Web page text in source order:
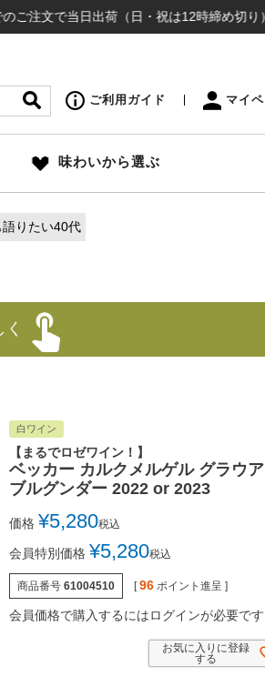
で当日出荷（日・祝は12時締め切り）
ご利用ガイド マイ
味わいから選ぶ
りたい40代
白ワイン
【まるでロゼワイン！】
ベッカー カルクメルゲル グラウ
ブルグンダー 2022 or 2023
価格 ¥5,280税込
会員特別価格 ¥5,280税込
商品番号 61004510 [ 96 ポイント進呈 ]
会員価格で購入するにはログインが必要です
お気に入りに登録
する